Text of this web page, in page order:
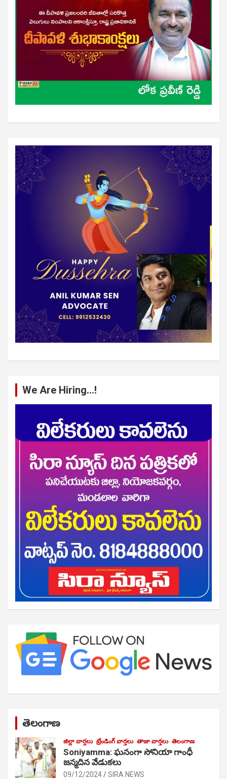
We Are Hiring…!
తెలంగాణ
జిల్లా వార్తలు ట్రేండింగ్ వార్తలు తాజా వార్తలు తెలంగాణ
Soniyamma: ఘ‌నంగా సోనియా గాంధీ
జ‌న్మ‌దిన వేడుక‌లు
09/12/2024 SIRA NEWS